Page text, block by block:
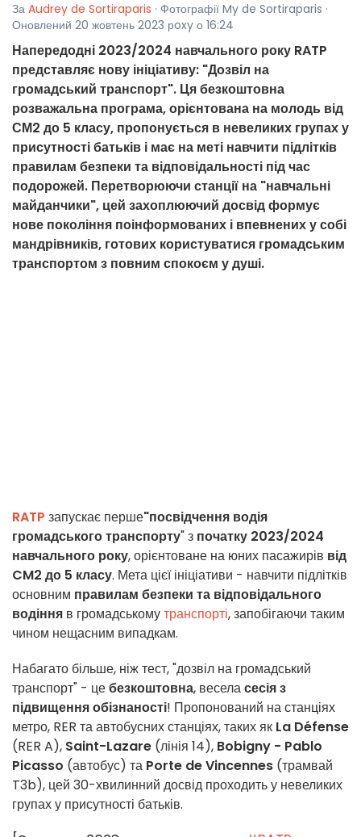
За Audrey de Sortiraparis · Фотографії My de Sortiraparis ·
Оновлений 20 жовтень 2023 рoxy о 16:24
Напередодні 2023/2024 навчального року RATP
представляє нову ініціативу: "Дозвіл на
громадський транспорт". Ця безкоштовна
розважальна програма, орієнтована на молодь від
СМ2 до 5 класу, пропонується в невеликих групах у
присутності батьків і має на меті навчити підлітків
правилам безпеки та відповідальності під час
подорожей. Перетворюючи станції на "навчальні
майданчики", цей захоплюючий досвід формує
нове покоління поінформованих і впевнених у собі
мандрівників, готових користуватися громадським
транспортом з повним спокоєм у душі.
RATP запускає перше"посвідчення водія
громадського транспорту" з початку 2023/2024
навчального року, орієнтоване на юних пасажирів від
CM2 до 5 класу. Мета цієї ініціативи - навчити підлітків
основним правилам безпеки та відповідального
водіння в громадськомутранспорті, запобігаючи таким
чином нещасним випадкам.
Набагато більше, ніж тест, "дозвіл на громадський
транспорт" - цебезкоштовна, веселасесія з
підвищення обізнаності! Пропонований на станціях
метро, RER та автобусних станціях, таких як La Défense
(RER A), Saint-Lazare (лінія 14), Bobigny - Pablo
Picasso (автобус) та Porte de Vincennes (трамвай
T3b), цей 30-хвилинний досвід проходить у невеликих
групах у присутності батьків.